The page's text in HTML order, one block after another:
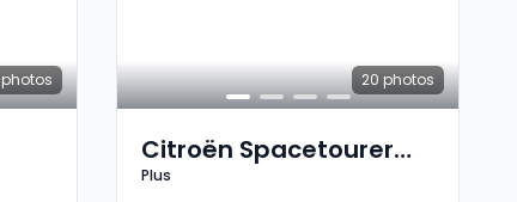
photos 20 photos
Citroën Spacetourer
Plus
Plus